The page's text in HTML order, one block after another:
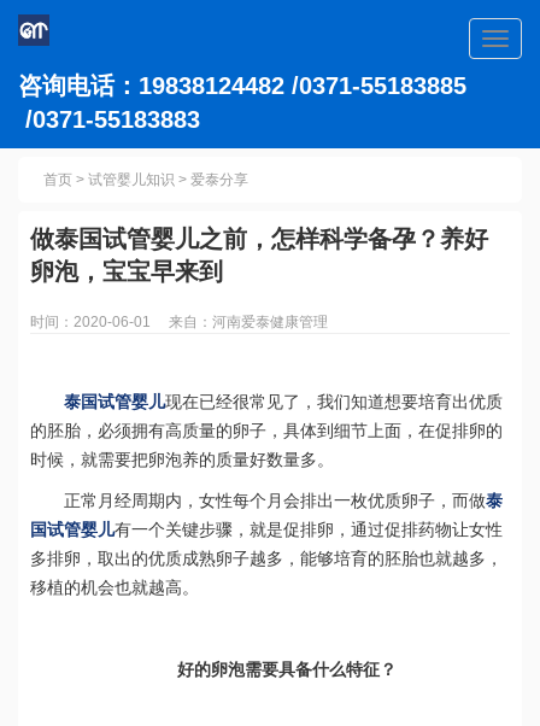
咨询电话：19838124482 /0371-55183885
/0371-55183883
首页 > 试管婴儿知识 > 爱泰分享
做泰国试管婴儿之前，怎样科学备孕？养好
卵泡，宝宝早来到
时间：2020-06-01 来自：河南爱泰健康管理
泰国试管婴儿现在已经很常见了，我们知道想要培育出优质
的胚胎，必须拥有高质量的卵子，具体到细节上面，在促排卵的
时候，就需要把卵泡养的质量好数量多。
正常月经周期内，女性每个月会排出一枚优质卵子，而做泰
国试管婴儿有一个关键步骤，就是促排卵，通过促排药物让女性
多排卵，取出的优质成熟卵子越多，能够培育的胚胎也就越多，
移植的机会也就越高。
好的卵泡需要具备什么特征？